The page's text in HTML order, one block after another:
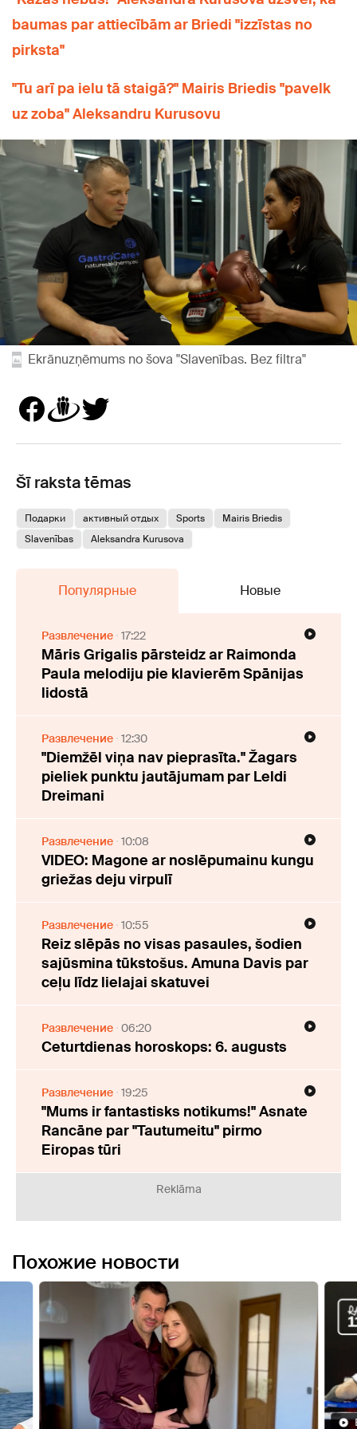
baumas par attiecībām ar Briedi "izzīstas no
pirksta"
"Tu arī pa ielu tā staigā?" Mairis Briedis "pavelk
uz zoba" Aleksandru Kurusovu
Ekrānuzņēmums no šova "Slavenības. Bez filtra"
Šī raksta tēmas
Подарки активный отдых Sports
Mairis Briedis
Slavenības
Aleksandra Kurusova
Популярные Новые
Развлечение 17:22
Māris Grigalis pārsteidz ar Raimonda
Paula melodiju pie klavierēm Spānijas
lidostā
Развлечение 12:30
"Diemžēl viņa nav pieprasīta." Žagars
pieliek punktu jautājumam par Leldi
Dreimani
Развлечение 10:08
VIDEO: Magone ar noslēpumainu kungu
griežas deju virpulī
Развлечение 10:55
Reiz slēpās no visas pasaules, šodien
sajūsmina tūkstošus. Amuna Davis par
ceļu līdz lielajai skatuvei
Развлечение 06:20
Ceturtdienas horoskops: 6. augusts
Развлечение 19:25
"Mums ir fantastisks notikums!" Asnate
Rancāne par "Tautumeitu" pirmo
Eiropas tūri
Reklāma
Похожие новости
Видео